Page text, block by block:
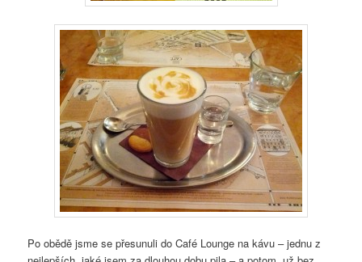
Po obědě jsme se přesunuli do Café Lounge na kávu – jednu z